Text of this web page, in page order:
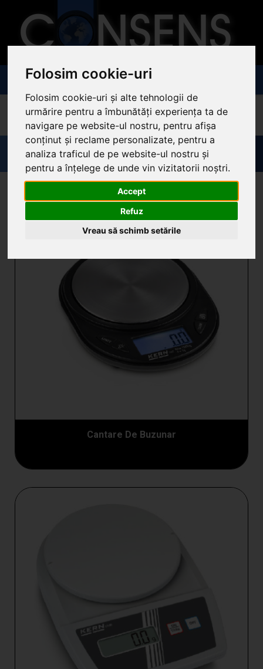
Folosim cookie-uri
Folosim cookie-uri și alte tehnologii de
urmărire pentru a îmbunătăți experiența ta de
navigare pe website-ul nostru, pentru afișa
conținut și reclame personalizate, pentru a
analiza traficul de pe website-ul nostru și
pentru a înțelege de unde vin vizitatorii noștri.
Accept
Refuz
Vreau să schimb setările
»Aparate de măsură şi control »Cantare» Cantare Generale
Cantare Generale
Cantare De Buzunar